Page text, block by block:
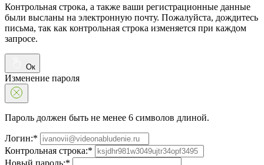
Контрольная строка, а также ваши регистрационные данные
были высланы на электронную почту. Пожалуйста, дождитесь
письма, так как контрольная строка изменяется при каждом
запросе.
Ок
Изменение пароля
Пароль должен быть не менее 6 символов длиной.
Логин:*
Контрольная строка:*
Новый пароль:*